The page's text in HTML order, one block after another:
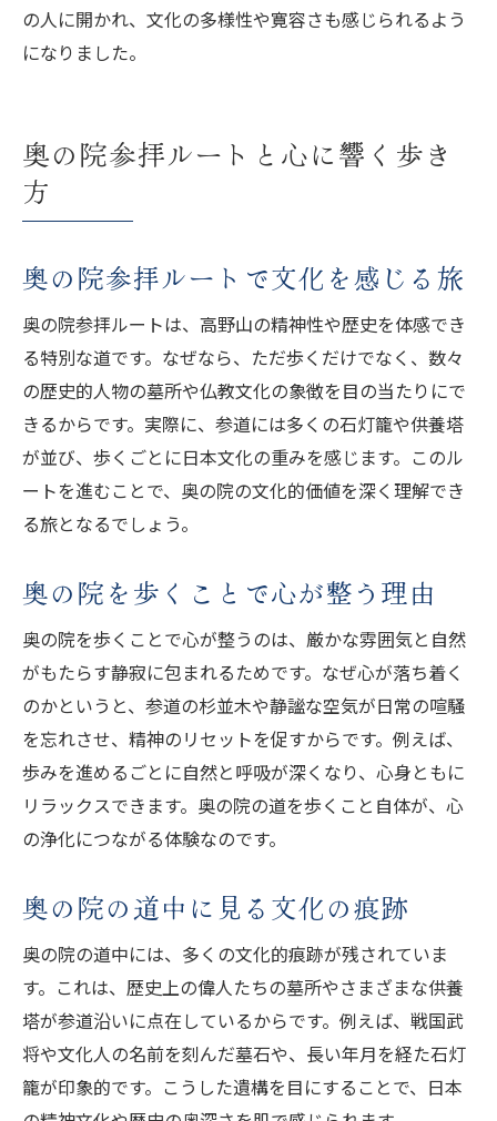
の人に開かれ、文化の多様性や寛容さも感じられるよう
になりました。
奥の院参拝ルートと心に響く歩き
方
奥の院参拝ルートで文化を感じる旅
奥の院参拝ルートは、高野山の精神性や歴史を体感でき
る特別な道です。なぜなら、ただ歩くだけでなく、数々
の歴史的人物の墓所や仏教文化の象徴を目の当たりにで
きるからです。実際に、参道には多くの石灯籠や供養塔
が並び、歩くごとに日本文化の重みを感じます。このル
ートを進むことで、奥の院の文化的価値を深く理解でき
る旅となるでしょう。
奥の院を歩くことで心が整う理由
奥の院を歩くことで心が整うのは、厳かな雰囲気と自然
がもたらす静寂に包まれるためです。なぜ心が落ち着く
のかというと、参道の杉並木や静謐な空気が日常の喧騒
を忘れさせ、精神のリセットを促すからです。例えば、
歩みを進めるごとに自然と呼吸が深くなり、心身ともに
リラックスできます。奥の院の道を歩くこと自体が、心
の浄化につながる体験なのです。
奥の院の道中に見る文化の痕跡
奥の院の道中には、多くの文化的痕跡が残されていま
す。これは、歴史上の偉人たちの墓所やさまざまな供養
塔が参道沿いに点在しているからです。例えば、戦国武
将や文化人の名前を刻んだ墓石や、長い年月を経た石灯
籠が印象的です。こうした遺構を目にすることで、日本